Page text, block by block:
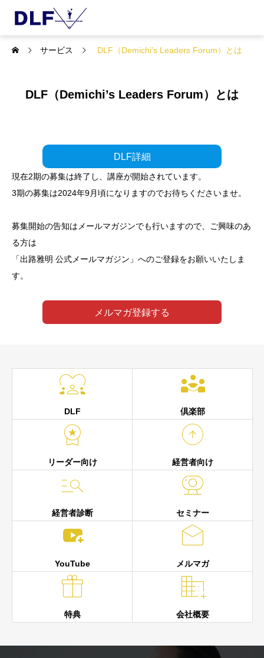
サービス DLF（Demichi’s Leaders Forum）とは
DLF（Demichi’s Leaders Forum）とは
DLF詳細
現在2期の募集は終了し、講座が開始されています。
3期の募集は2024年9月頃になりますのでお待ちくださいませ。
募集開始の告知はメールマガジンでも行いますので、ご興味のあ
る方は
「出路雅明 公式メールマガジン」へのご登録をお願いいたしま
す。
メルマガ登録する

DLF

倶楽部

リーダー向け

経営者向け

経営者診断

セミナー

YouTube

メルマガ

特典

会社概要